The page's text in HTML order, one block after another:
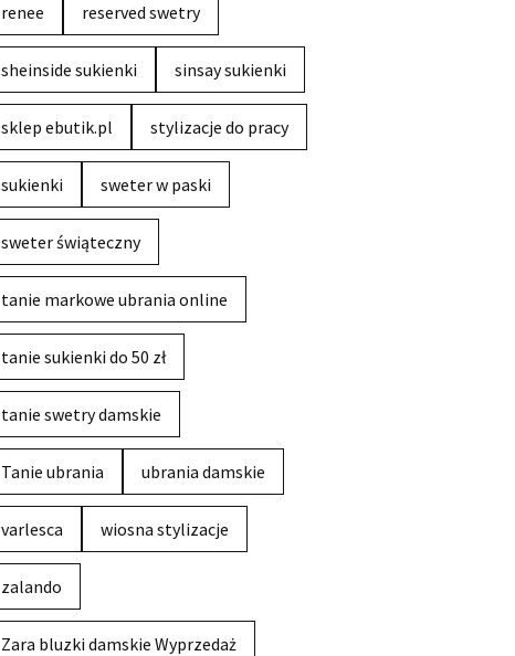
renee reserved swetry
sheinside sukienki sinsay sukienki
sklep ebutik.pl stylizacje do pracy
sukienki sweter w paski
sweter świąteczny
tanie markowe ubrania online
tanie sukienki do 50 zł
tanie swetry damskie
Tanie ubrania ubrania damskie
varlesca wiosna stylizacje
zalando
Zara bluzki damskie Wyprzedaż